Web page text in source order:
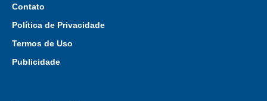
Contato
Política de Privacidade
Termos de Uso
Publicidade